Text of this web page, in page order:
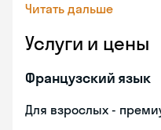
Читать дальше
Услуги и цены
Французский язык
Для взрослых -